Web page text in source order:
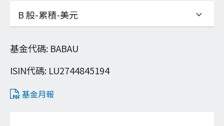
投資洞見
關於富達
基金代碼: BABAU
ISIN代碼: LU2744845194
基金月報